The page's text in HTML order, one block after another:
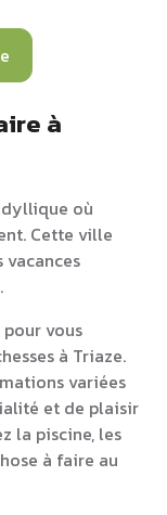
à
où
Cette ville
vous
à Triaze.
variées
et de plaisir
la piscine, les
à faire au